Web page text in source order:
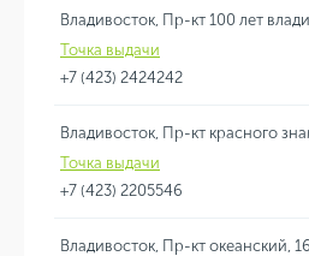
Владивосток, Пр-кт 100 лет
Точка выдачи
+7 (423) 2424242
Владивосток, Пр-кт красного
Точка выдачи
+7 (423) 2205546
Владивосток, Пр-кт океанский, 16